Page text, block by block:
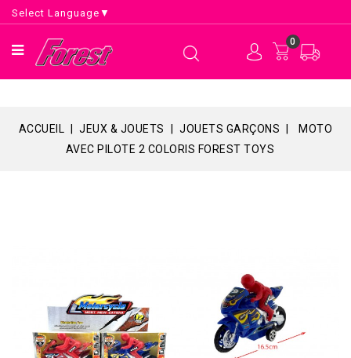
Select Language ▼
0
ACCUEIL JEUX & JOUETS JOUETS GARÇONS
MOTO
AVEC PILOTE 2 COLORIS FOREST TOYS